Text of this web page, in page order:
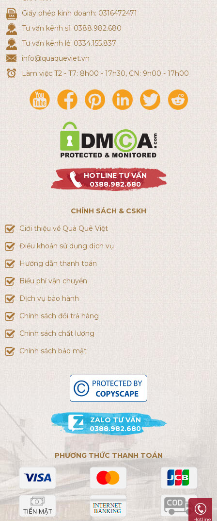
Giấy phép kinh doanh: 0316472471
Tư vấn kênh sỉ: 0388.982.680
Tư vấn kênh lẻ: 0334.155.837
info@quaqueviet.vn
Làm việc T2 - T7: 8h00 - 17h30, CN: 9h00 - 17h00
HOTLINE TƯ VẤN
0388.982.680
CHÍNH SÁCH & CSKH
Giới thiệu về Quà Quê Việt
Điều khoản sử dụng dịch vụ
Hướng dẫn thanh toán
Biểu phí vận chuyển
Dịch vụ bảo hành
Chính sách đổi trả hàng
Chính sách chất lượng
Chính sách bảo mật
ZALO TƯ VẤN
0388.982.680
PHƯƠNG THỨC THANH TOÁN
Hotline